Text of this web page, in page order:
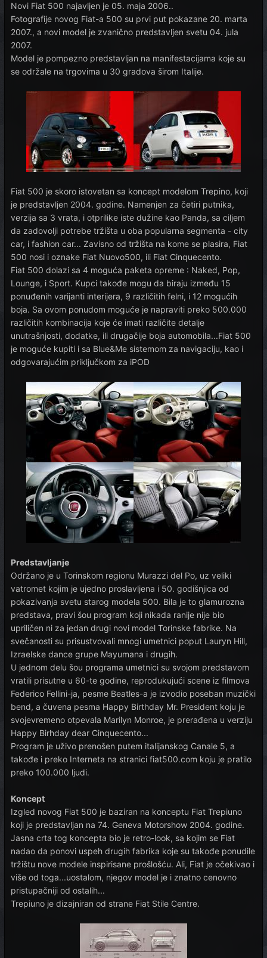
Novi Fiat 500 najavljen je 05. maja 2006..
Fotografije novog Fiat-a 500 su prvi put pokazane 20. marta
2007., a novi model je zvanično predstavljen svetu 04. jula
2007.
Model je pompezno predstavljan na manifestacijama koje su
se održale na trgovima u 30 gradova širom Italije.
Fiat 500 je skoro istovetan sa koncept modelom Trepino, koji
je predstavljen 2004. godine. Namenjen za četiri putnika,
verzija sa 3 vrata, i otprilike iste dužine kao Panda, sa ciljem
da zadovolji potrebe tržišta u oba popularna segmenta - city
car, i fashion car... Zavisno od tržišta na kome se plasira, Fiat
500 nosi i oznake Fiat Nuovo500, ili Fiat Cinquecento.
Fiat 500 dolazi sa 4 moguća paketa opreme : Naked, Pop,
Lounge, i Sport. Kupci takođe mogu da biraju između 15
ponuđenih varijanti interijera, 9 različitih felni, i 12 mogućih
boja. Sa ovom ponudom moguće je napraviti preko 500.000
različitih kombinacija koje će imati različite detalje
unutrašnjosti, dodatke, ili drugačije boja automobila...Fiat 500
je moguće kupiti i sa Blue&Me sistemom za navigaciju, kao i
odgovarajućim priključkom za iPOD
Predstavljanje
Održano je u Torinskom regionu Murazzi del Po, uz veliki
vatromet kojim je ujedno proslavljena i 50. godišnjica od
pokazivanja svetu starog modela 500. Bila je to glamurozna
predstava, pravi šou program koji nikada ranije nije bio
upriličen ni za jedan drugi novi model Torinske fabrike. Na
svečanosti su prisustvovali mnogi umetnici poput Lauryn Hill,
Izraelske dance grupe Mayumana i drugih.
U jednom delu šou programa umetnici su svojom predstavom
vratili prisutne u 60-te godine, reprodukujući scene iz filmova
Federico Fellini-ja, pesme Beatles-a je izvodio poseban muzički
bend, a čuvena pesma Happy Birthday Mr. President koju je
svojevremeno otpevala Marilyn Monroe, je prerađena u verziju
Happy Birhday dear Cinquecento...
Program je uživo prenošen putem italijanskog Canale 5, a
takođe i preko Interneta na stranici fiat500.com koju je pratilo
preko 100.000 ljudi.
Koncept
Izgled novog Fiat 500 je baziran na konceptu Fiat Trepiuno
koji je predstavljan na 74. Geneva Motorshow 2004. godine.
Jasna crta tog koncepta bio je retro-look, sa kojim se Fiat
nadao da ponovi uspeh drugih fabrika koje su takođe ponudile
tržištu nove modele inspirisane prošlošću. Ali, Fiat je očekivao i
više od toga...uostalom, njegov model je i znatno cenovno
pristupačniji od ostalih...
Trepiuno je dizajniran od strane Fiat Stile Centre.